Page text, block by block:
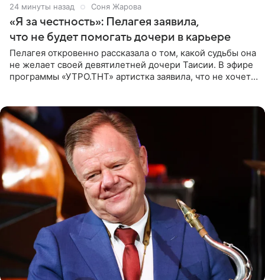
25 минут назад Соня Жарова
«Я за честность»: Пелагея заявила,
что не будет помогать дочери в карьере
Пелагея откровенно рассказала о том, какой судьбы она
не желает своей девятилетней дочери Таисии. В эфире
программы «УТРО.ТНТ» артистка заявила, что не хочет